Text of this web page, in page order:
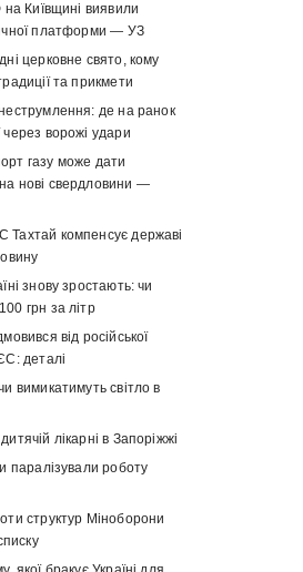
на Київщині виявили
платформи — УЗ
церковне свято, кому
та прикмети
де на ранок
через ворожі удари
газу може дати
нові свердловини —
Тахтай компенсує державі
знову зростають: чи
грн за літр
від російської
деталі
вимикатимуть світло в
лікарні в Запоріжжі
паралізували роботу
структур Міноборони